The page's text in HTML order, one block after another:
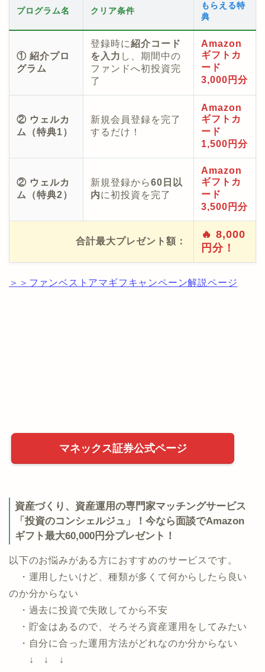
プログラム名 クリア条件
もらえる特
典
① 紹介プロ
グラム
登録時に紹介コード
を入力 し、期間中の
ファンドへ初投資完
了
Amazon
ギフトカ
ード
3,000円分
② ウェルカ
ム（特典1）
新規会員登録を完了
するだけ！
Amazon
ギフトカ
ード
1,500円分
② ウェルカ
ム（特典2）
新規登録から60日以
内に初投資を完了
Amazon
ギフトカ
ード
3,500円分
合計最大プレゼント額：
🔥 8,000
円分！
＞＞ファンベストアマギフキャンペーン解説ページ
マネックス証券公式ページ
資産づくり、資産運用の専門家マッチングサービス
「投資のコンシェルジュ」！今なら面談でAmazon
ギフト最大60,000円分プレゼント！
以下のお悩みがある方におすすめのサービスです。
・運用したいけど、種類が多くて何からしたら良い